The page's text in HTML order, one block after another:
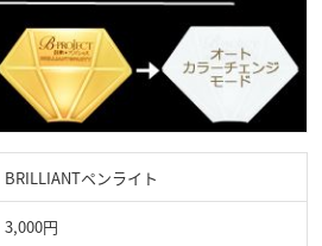
BRILLIANTペンライト
3,000円